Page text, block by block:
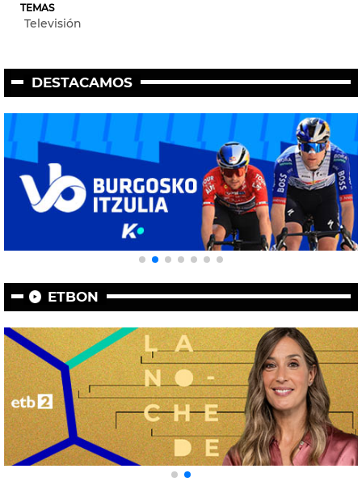
TEMAS
Televisión
DESTACAMOS
ETBON